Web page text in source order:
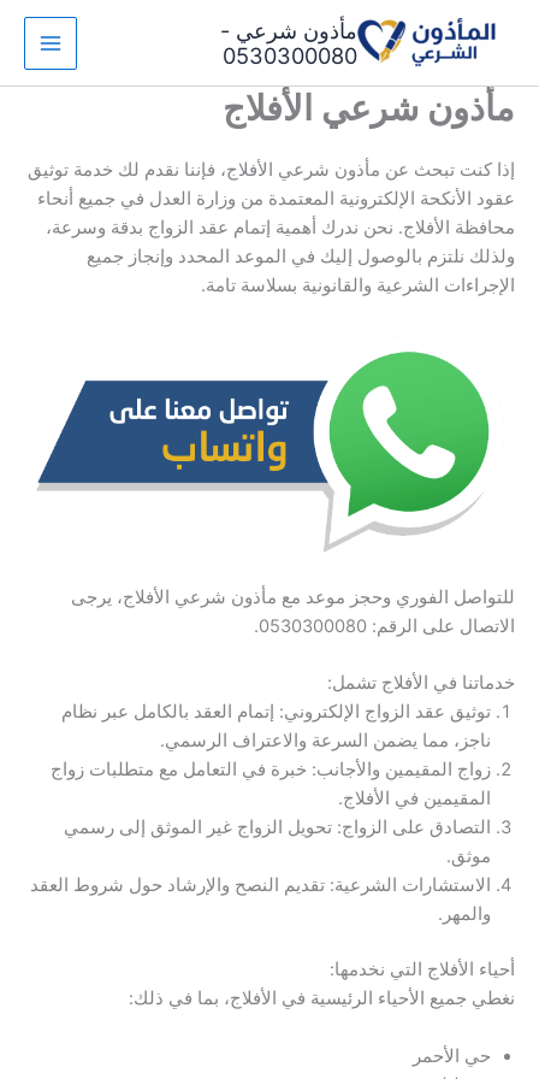
مأذون شرعي -
0530300080
مأذون شرعي الأفلاج
إذا كنت تبحث عن مأذون شرعي الأفلاج، فإننا نقدم لك خدمة توثيق
عقود الأنكحة الإلكترونية المعتمدة من وزارة العدل في جميع أنحاء
محافظة الأفلاج. نحن ندرك أهمية إتمام عقد الزواج بدقة وسرعة،
ولذلك نلتزم بالوصول إليك في الموعد المحدد وإنجاز جميع
الإجراءات الشرعية والقانونية بسلاسة تامة.
للتواصل الفوري وحجز موعد مع مأذون شرعي الأفلاج، يرجى
الاتصال على الرقم: 0530300080.
خدماتنا في الأفلاج تشمل:
توثيق عقد الزواج الإلكتروني: إتمام العقد بالكامل عبر نظام
ناجز، مما يضمن السرعة والاعتراف الرسمي.
زواج المقيمين والأجانب: خبرة في التعامل مع متطلبات زواج
المقيمين في الأفلاج.
التصادق على الزواج: تحويل الزواج غير الموثق إلى رسمي
موثق.
الاستشارات الشرعية: تقديم النصح والإرشاد حول شروط العقد
والمهر.
أحياء الأفلاج التي نخدمها:
نغطي جميع الأحياء الرئيسية في الأفلاج، بما في ذلك:
حي الأحمر